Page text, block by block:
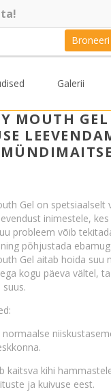
Galerii
MOUTH GEL
Gel on
inimestele,
probleem võib
põhjustada
Gel aitab hoida suu
kogu päeva vältel,
normaalse
kaitsva kihi
ja kuivuse eest.